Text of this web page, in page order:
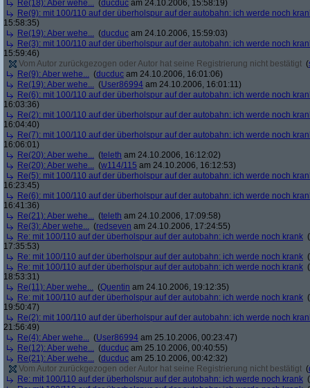
Re(18): Aber wehe... (ducduc am 24.10.2006, 15:58:19)
Re(9): mit 100/110 auf der überholspur auf der autobahn: ich werde noch
15:58:35)
Re(19): Aber wehe... (ducduc am 24.10.2006, 15:59:03)
Re(3): mit 100/110 auf der überholspur auf der autobahn: ich werde noch
15:59:46)
Vom Autor zurückgezogen oder Autor hat seine Registrierung nicht bestätigt (
Re(9): Aber wehe... (ducduc am 24.10.2006, 16:01:06)
Re(19): Aber wehe... (User86994 am 24.10.2006, 16:01:11)
Re(6): mit 100/110 auf der überholspur auf der autobahn: ich werde noch
16:03:36)
Re(2): mit 100/110 auf der überholspur auf der autobahn: ich werde noch
16:04:40)
Re(7): mit 100/110 auf der überholspur auf der autobahn: ich werde noch
16:06:01)
Re(20): Aber wehe... (teleth am 24.10.2006, 16:12:02)
Re(20): Aber wehe... (w114/115 am 24.10.2006, 16:12:53)
Re(5): mit 100/110 auf der überholspur auf der autobahn: ich werde noch
16:23:45)
Re(6): mit 100/110 auf der überholspur auf der autobahn: ich werde noch
16:41:36)
Re(21): Aber wehe... (teleth am 24.10.2006, 17:09:58)
Re(3): Aber wehe... (redseven am 24.10.2006, 17:24:55)
Re: mit 100/110 auf der überholspur auf der autobahn: ich werde noch krank (
17:35:53)
Re: mit 100/110 auf der überholspur auf der autobahn: ich werde noch krank (
Re: mit 100/110 auf der überholspur auf der autobahn: ich werde noch krank (
18:53:31)
Re(11): Aber wehe... (Quentin am 24.10.2006, 19:12:35)
Re: mit 100/110 auf der überholspur auf der autobahn: ich werde noch krank (
19:50:47)
Re(2): mit 100/110 auf der überholspur auf der autobahn: ich werde noch
21:56:49)
Re(4): Aber wehe... (User86994 am 25.10.2006, 00:23:47)
Re(12): Aber wehe... (ducduc am 25.10.2006, 00:40:55)
Re(21): Aber wehe... (ducduc am 25.10.2006, 00:42:32)
Vom Autor zurückgezogen oder Autor hat seine Registrierung nicht bestätigt (
Re: mit 100/110 auf der überholspur auf der autobahn: ich werde noch krank (